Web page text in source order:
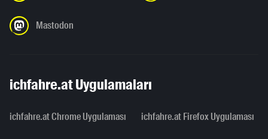
Mastodon
ichfahre.at Uygulamaları
ichfahre.at Chrome Uygulaması ichfahre.at Firefox Uygulaması